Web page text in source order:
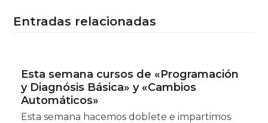
Entradas relacionadas
Esta semana cursos de «Programación
y Diagnósis Básica» y «Cambios
Automáticos»
Esta semana hacemos doblete e impartimos